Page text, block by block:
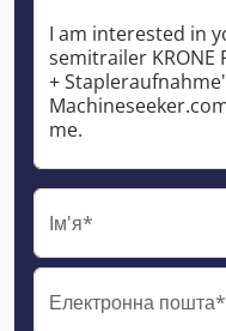
Ім'я*
Електронна пошта*